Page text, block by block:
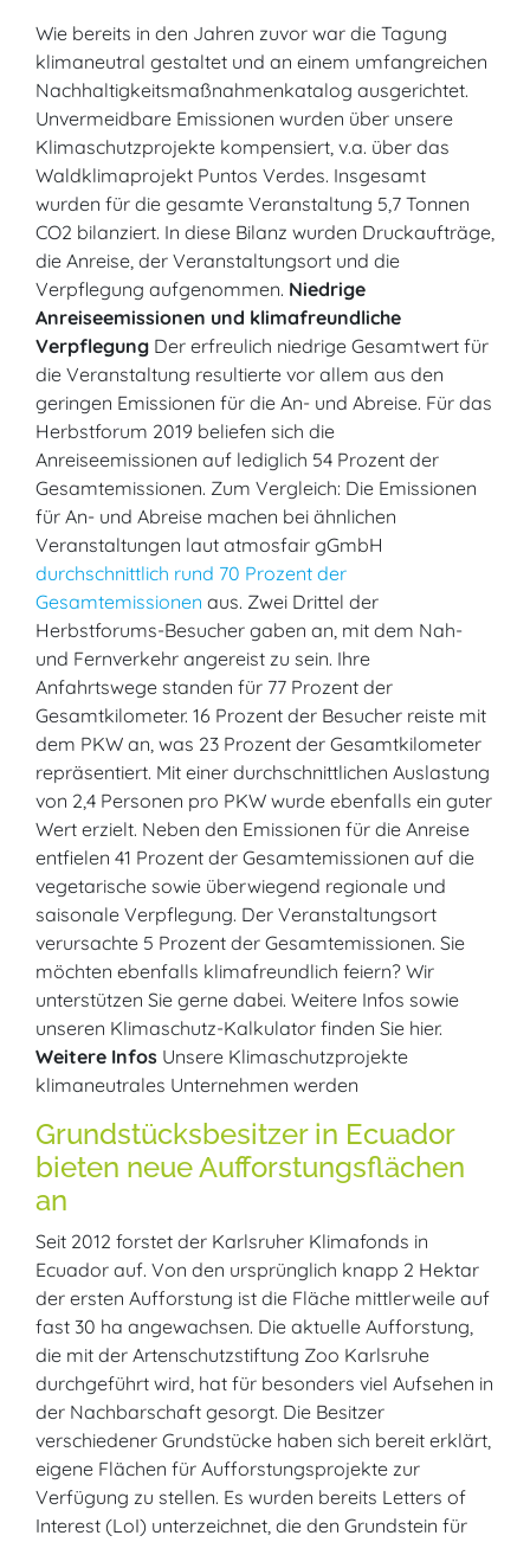
Wie bereits in den Jahren zuvor war die Tagung
klimaneutral gestaltet und an einem umfangreichen
Nachhaltigkeitsmaßnahmenkatalog ausgerichtet.
Unvermeidbare Emissionen wurden über unsere
Klimaschutzprojekte kompensiert, v.a. über das
Waldklimaprojekt Puntos Verdes. Insgesamt
wurden für die gesamte Veranstaltung 5,7 Tonnen
CO2 bilanziert. In diese Bilanz wurden Druckaufträge,
die Anreise, der Veranstaltungsort und die
Verpflegung aufgenommen. Niedrige
Anreiseemissionen und klimafreundliche
Verpflegung Der erfreulich niedrige Gesamtwert für
die Veranstaltung resultierte vor allem aus den
geringen Emissionen für die An- und Abreise. Für das
Herbstforum 2019 beliefen sich die
Anreiseemissionen auf lediglich 54 Prozent der
Gesamtemissionen. Zum Vergleich: Die Emissionen
für An- und Abreise machen bei ähnlichen
Veranstaltungen laut atmosfair gGmbH
durchschnittlich rund 70 Prozent der
Gesamtemissionen aus. Zwei Drittel der
Herbstforums-Besucher gaben an, mit dem Nah-
und Fernverkehr angereist zu sein. Ihre
Anfahrtswege standen für 77 Prozent der
Gesamtkilometer. 16 Prozent der Besucher reiste mit
dem PKW an, was 23 Prozent der Gesamtkilometer
repräsentiert. Mit einer durchschnittlichen Auslastung
von 2,4 Personen pro PKW wurde ebenfalls ein guter
Wert erzielt. Neben den Emissionen für die Anreise
entfielen 41 Prozent der Gesamtemissionen auf die
vegetarische sowie überwiegend regionale und
saisonale Verpflegung. Der Veranstaltungsort
verursachte 5 Prozent der Gesamtemissionen. Sie
möchten ebenfalls klimafreundlich feiern? Wir
unterstützen Sie gerne dabei. Weitere Infos sowie
unseren Klimaschutz-Kalkulator finden Sie hier.
Weitere Infos Unsere Klimaschutzprojekte
klimaneutrales Unternehmen werden
Grundstücksbesitzer in Ecuador
bieten neue Aufforstungsflächen
an
Seit 2012 forstet der Karlsruher Klimafonds in
Ecuador auf. Von den ursprünglich knapp 2 Hektar
der ersten Aufforstung ist die Fläche mittlerweile auf
fast 30 ha angewachsen. Die aktuelle Aufforstung,
die mit der Artenschutzstiftung Zoo Karlsruhe
durchgeführt wird, hat für besonders viel Aufsehen in
der Nachbarschaft gesorgt. Die Besitzer
verschiedener Grundstücke haben sich bereit erklärt,
eigene Flächen für Aufforstungsprojekte zur
Verfügung zu stellen. Es wurden bereits Letters of
Interest (LoI) unterzeichnet, die den Grundstein für